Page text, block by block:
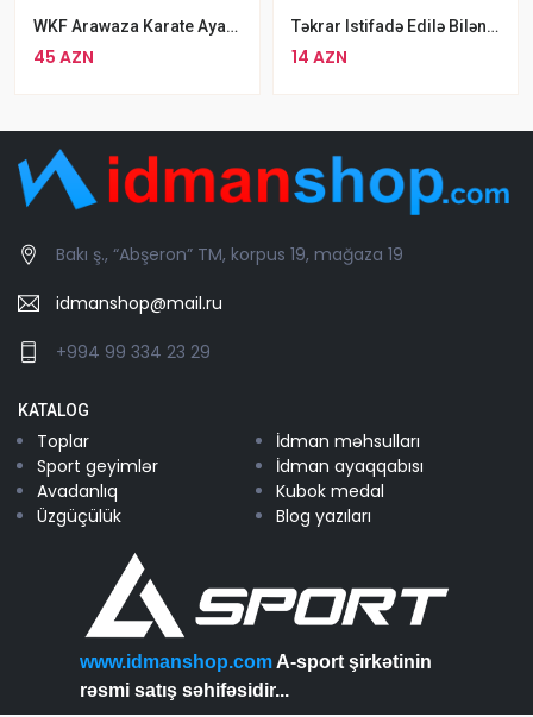
WKF Arawaza Karate Ayaq Qoruyucu
45 AZN
Təkrar Istifadə Edilə Bilən Isti Və Soyuq Kompress Buz Qabı
14 AZN
Bakı ş., “Abşeron” TM, korpus 19, mağaza 19
idmanshop@mail.ru
+994 99 334 23 29
KATALOG
Toplar
İdman məhsulları
Sport geyimlər
İdman ayaqqabısı
Avadanlıq
Kubok medal
Üzgüçülük
Blog yazıları
www.idmanshop.com A-sport şirkətinin
rəsmi satış səhifəsidir...